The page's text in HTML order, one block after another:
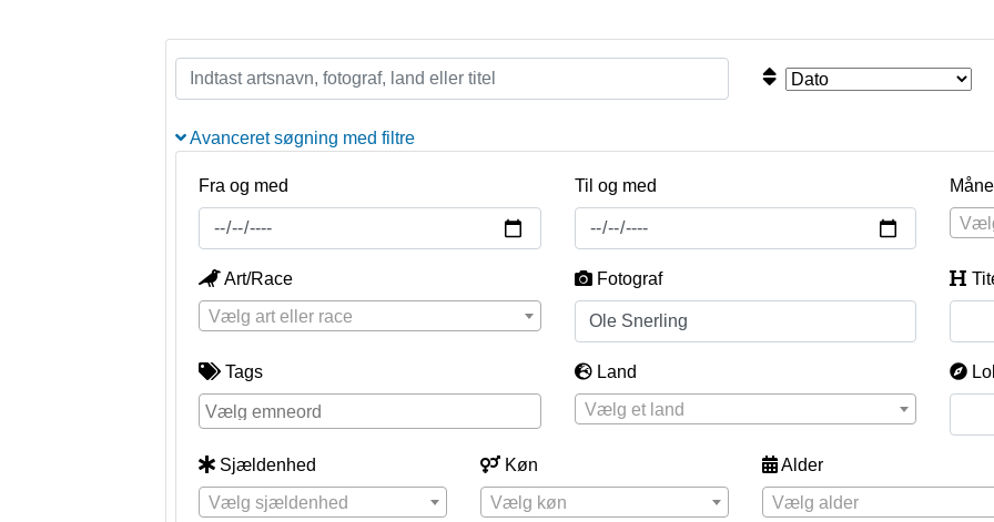
Avanceret søgning med filtre
Fra og med Til og med
Art/Race
Vælg art eller race
Fotograf
Tags
Land
Vælg et land
Sjældenhed
Vælg sjældenhed
Køn
Vælg køn
Alder
Vælg alder